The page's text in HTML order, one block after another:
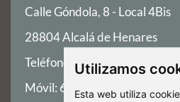
Utilizamos
Esta web utiliza
Calle Góndola, 8 - Local 4Bis
28804 Alcalá de Henares
Teléfono: 91 147 86 98
Móvil: 659 35 30 40